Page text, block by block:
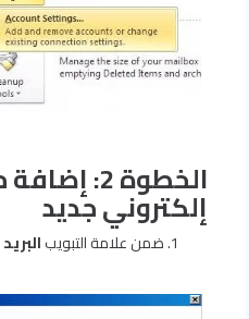
الخطوة 2:
إلكتروني جديد
ضمن علامة التبويب